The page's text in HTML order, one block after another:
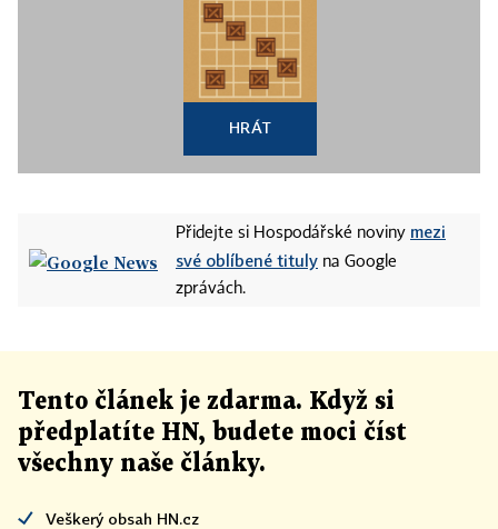
HRÁT
Přidejte si Hospodářské noviny mezi
své oblíbené tituly na Google
zprávách.
Tento článek je zdarma. Když si
předplatíte HN, budete moci číst
všechny naše články.
Veškerý obsah HN.cz